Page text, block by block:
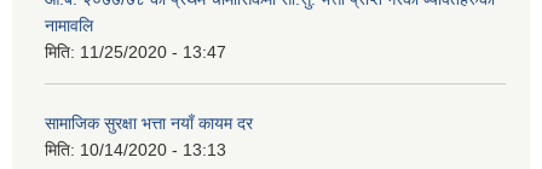
नामावलि
मिति: 11/25/2020 - 13:47
सामाजिक सुरक्षा भत्ता नयाँ कायम दर
मिति: 10/14/2020 - 13:13